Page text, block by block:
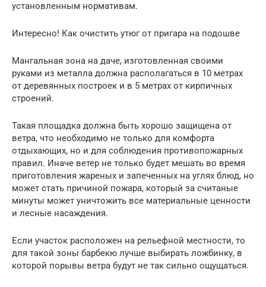
установленным нормативам.
Интересно! Как очистить утюг от пригара на подошве
Мангальная зона на даче, изготовленная своими
руками из металла должна располагаться в 10 метрах
от деревянных построек и в 5 метрах от кирпичных
строений.
Такая площадка должна быть хорошо защищена от
ветра, что необходимо не только для комфорта
отдыхающих, но и для соблюдения противопожарных
правил. Иначе ветер не только будет мешать во время
приготовления жареных и запеченных на углях блюд, но
может стать причиной пожара, который за считаные
минуты может уничтожить все материальные ценности
и лесные насаждения.
Если участок расположен на рельефной местности, то
для такой зоны барбекю лучше выбирать ложбинку, в
которой порывы ветра будут не так сильно ощущаться.